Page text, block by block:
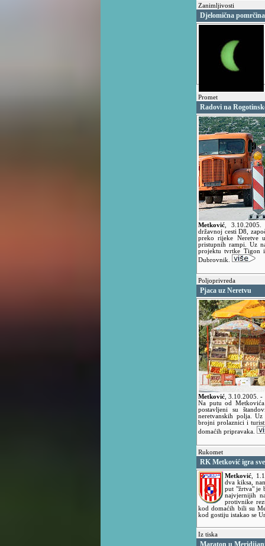
Zanimljivosti
Djelomična
Promet
Radovi na
Metković ,
državnoj cesti D8,
preko rijeke Neretve
pristupnih rampi. Uz
projektu tvrtke Tigon
Dubrovnik.
Poljoprivreda
Pjaca uz Neretvu
Metković 3.10.2005. -
Na putu od
postavljeni su
neretvanskih polja.
brojni prolaznici i
domaćih pripravaka.
Rukomet
RK Metković igra
Metković
dva kiksa,
put "žrtva" je
najvjernijih
protivnike
kod domaćih bili su
kod gostiju istakao se
Iz tiska
Maraton u